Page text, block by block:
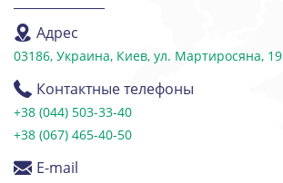
Адрес
03186, Украина, Киев, ул. Мартиросяна, 19
Контактные телефоны
+38 (044) 503-33-40
+38 (067) 465-40-50
E-mail